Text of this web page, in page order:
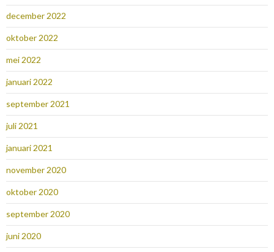
december 2022
oktober 2022
mei 2022
januari 2022
september 2021
juli 2021
januari 2021
november 2020
oktober 2020
september 2020
juni 2020